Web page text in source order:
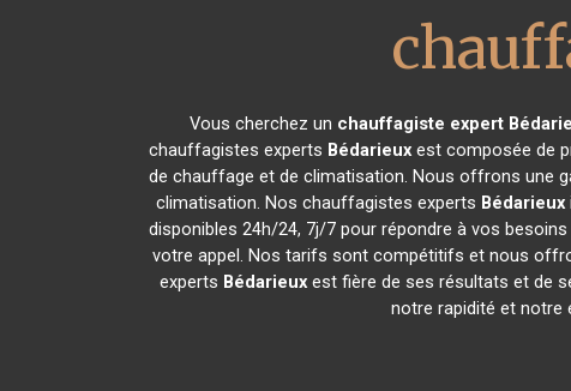
Vous cherchez un chauffagiste expert
chauffagistes experts Bédarieux est composée de
de chauffage et de climatisation. Nous offrons une
climatisation. Nos chauffagistes experts Bédarieux
disponibles 24h/24, 7j/7 pour répondre à vos
votre appel. Nos tarifs sont compétitifs et nous
experts Bédarieux est fière de ses résultats et de
notre rapidité et notre